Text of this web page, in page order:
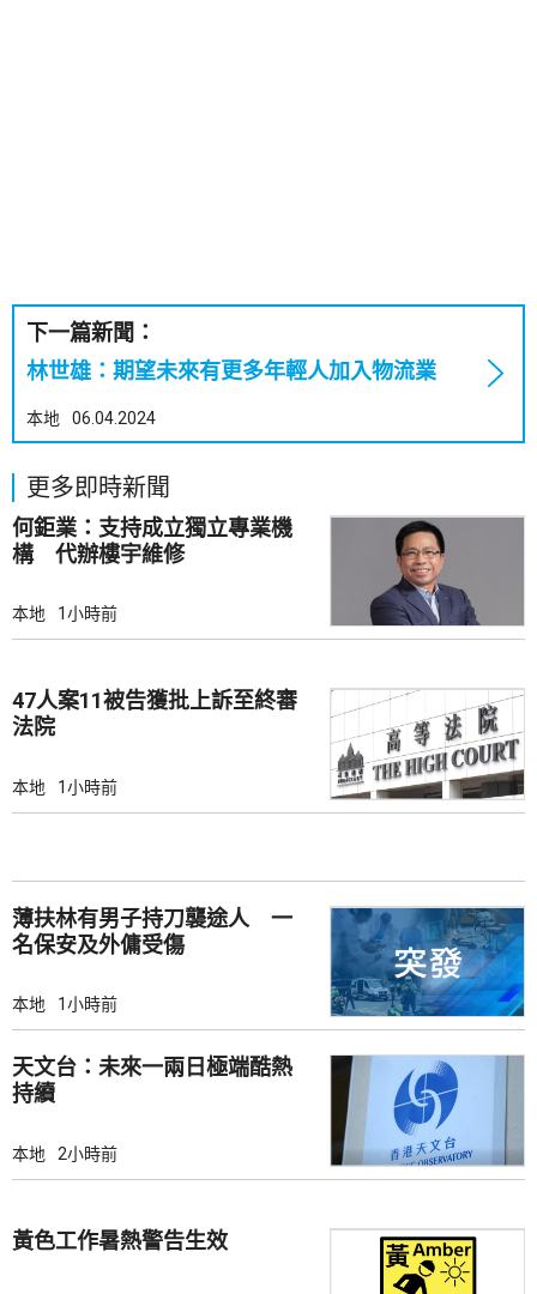
下一篇新聞：
林世雄：期望未來有更多年輕人加入物流業
本地 06.04.2024
更多即時新聞
何鉅業：支持成立獨立專業機
構 代辦樓宇維修
本地 1小時前
47人案11被告獲批上訴至終審
法院
本地 1小時前
薄扶林有男子持刀襲途人 一
名保安及外傭受傷
本地 1小時前
天文台：未來一兩日極端酷熱
持續
本地 2小時前
黃色工作暑熱警告生效